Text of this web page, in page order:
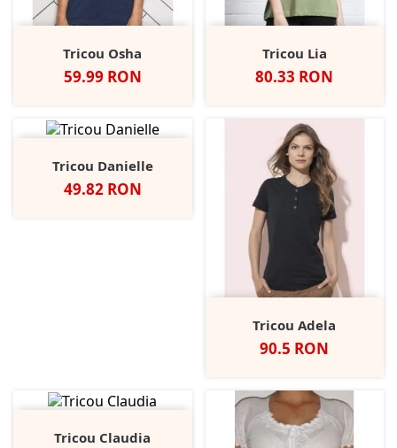
Tricou Osha
Pret
59.99 RON
Tricou Lia
Pret
80.33 RON
Tricou Danielle
Pret
49.82 RON
Tricou Adela
Pret
90.5 RON
Tricou Claudia